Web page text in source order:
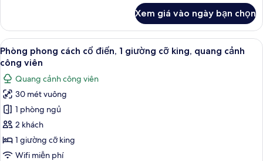
cỡ
king
Phòng
phong
cách
cổ
điển,
giường
cỡ
king
Xem giá vào ngày bạn chọn
Xem
tất
cả
ảnh
Phòng
phong
cách
cổ
điển,
Vòi sen/bồn tắm kết hợp, bồn tắm
5
Phòng phong cách cổ điển, 1 giường cỡ king, quang cảnh
công viên
Quang cảnh công viên
30 mét vuông
1 phòng ngủ
2 khách
1 giường cỡ king
Wifi miễn phí